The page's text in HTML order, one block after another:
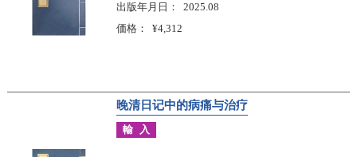
出版年月日
2025.08
価格
¥4,312
晚清日记中的病痛与治疗
輸入